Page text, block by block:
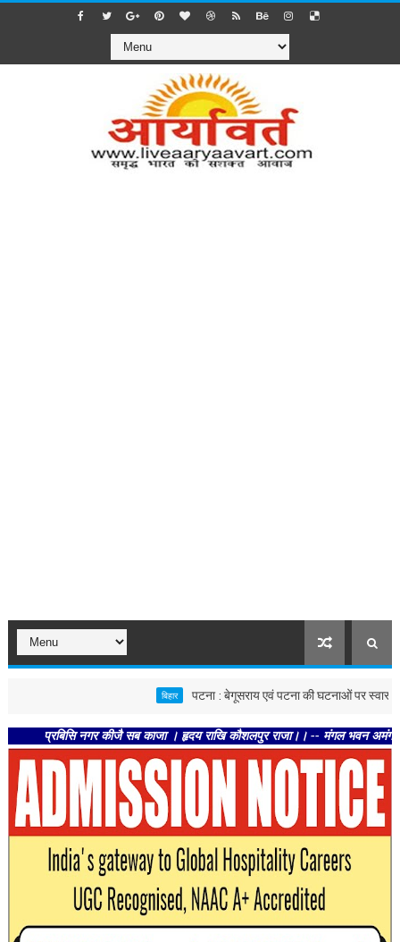
पटना : बेगूसराय एवं पटना की घटनाओं पर स्वास्थ्य विभाग
नगर कीजै सब काजा । हृदय राखि कौशलपुर राजा।। -- मंगल भवन अमंगल हारी।